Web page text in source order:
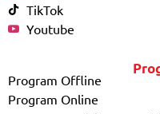
TikTok
Youtube
Program Offline
Program Online